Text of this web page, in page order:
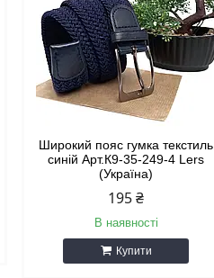
Широкий пояс гумка текстиль
синій Арт.К9-35-249-4 Lers
(Україна)
195 ₴
В наявності
Купити